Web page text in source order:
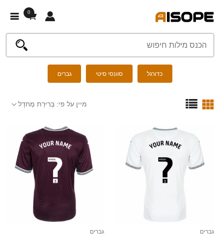
0
כדורגל סוונסי סיטי גברים
מיין על פי: בְּרִירַת מֶחדָל
גברים גברים